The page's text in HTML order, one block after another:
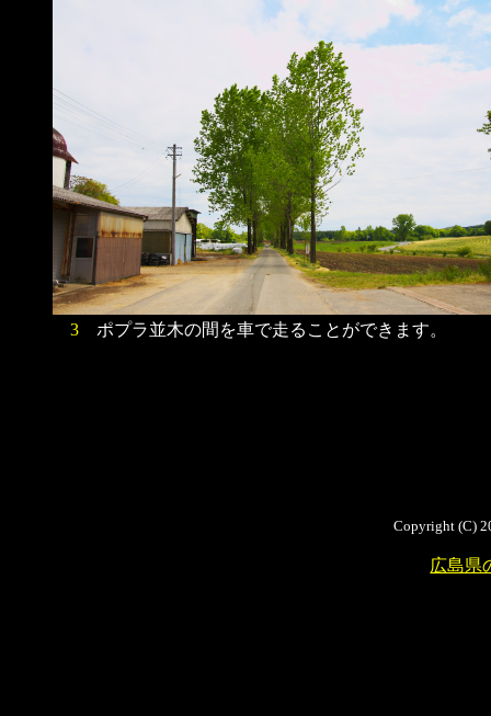
3 ポプラ並木の間を車で走ることができます。
Copyright (C)
広島県